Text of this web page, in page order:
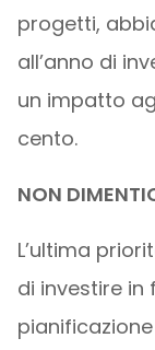
progetti,
all’anno di
un impatto
cento.
NON
L’ultima
di investire in